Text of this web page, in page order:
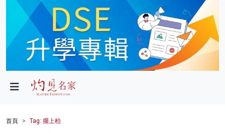
政局
財經
首頁 Tag: 擺上枱